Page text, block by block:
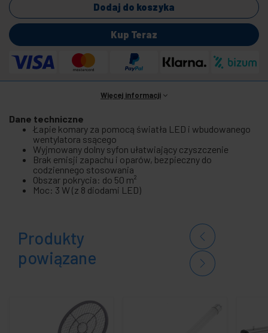
Dodaj do koszyka
Kup Teraz
Więcej informacji
Dane techniczne
Łapie komary za pomocą światła LED i wbudowanego
wentylatora ssącego
Wyjmowany dolny syfon ułatwiający czyszczenie
Brak emisji zapachu i oparów, bezpieczny do
codziennego stosowania
Obszar pokrycia: do 50 m²
Moc: 3 W (z 8 diodami LED)
Produkty
powiązane